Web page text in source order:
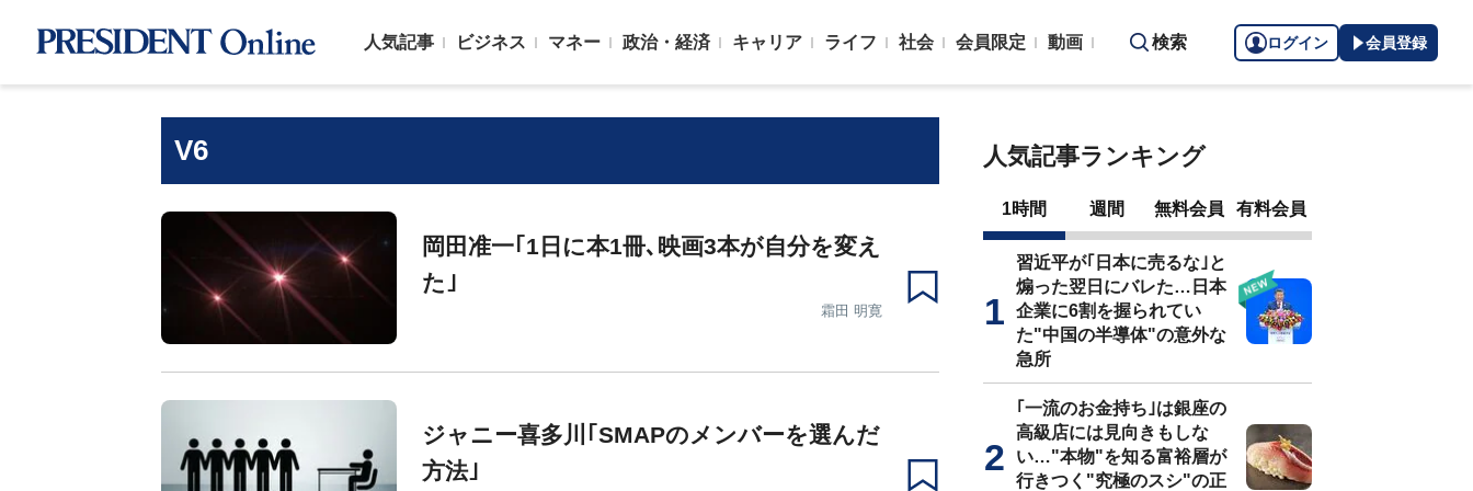
人気記事 ビジネス マネー 政治・経済 キャリア ライフ 社会 会員限定 動画 検索 ログイン 会員登録
V6
岡田准一｢1日に本1冊､映画3本が自分を変え
た｣
霜田 明寛
ジャニー喜多川｢SMAPのメンバーを選んだ
方法｣
人気記事ランキング
1時間 週間 無料会員 有料会員
習近平が｢日本に売るな｣と
煽った翌日にバレた…日本
企業に6割を握られてい
た"中国の半導体"の意外な
急所
｢一流のお金持ち｣は銀座の
高級店には見向きもしな
い…"本物"を知る富裕層が
行きつく"究極のスシ"の正